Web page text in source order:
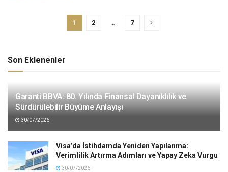
1 2 … 7
Son Eklenenler
Garanti BBVA: 80. Yılında Finansal Dayanıklılık ve
Sürdürülebilir Büyüme Anlayışı
30/07/2026
Visa’da İstihdamda Yeniden Yapılanma:
Verimlilik Artırma Adımları ve Yapay Zeka Vurgu
30/07/2026